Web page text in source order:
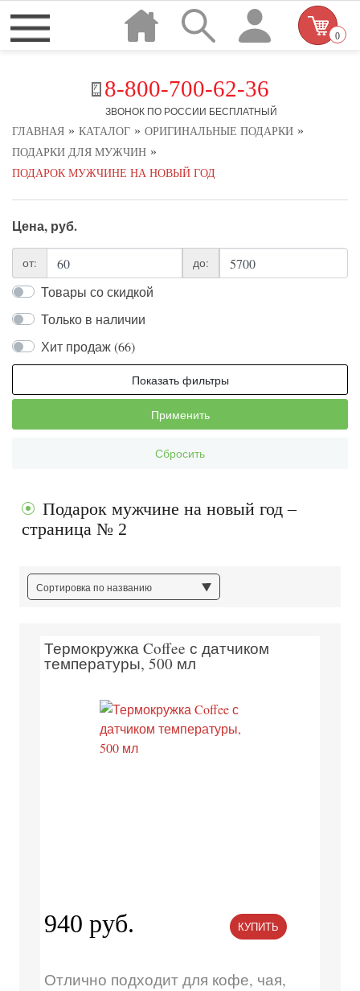
8-800-700-62-36
ЗВОНОК ПО РОССИИ БЕСПЛАТНЫЙ
0
ГЛАВНАЯ » КАТАЛОГ » ОРИГИНАЛЬНЫЕ ПОДАРКИ »
ПОДАРКИ ДЛЯ МУЖЧИН »
ПОДАРОК МУЖЧИНЕ НА НОВЫЙ ГОД
Цена, руб.
от: до:
Товары со скидкой
Только в наличии
Хит продаж (66)
Показать фильтры
Применить
Сбросить
Подарок мужчине на новый год –
страница № 2
Сортировка по названию
Термокружка Coffee с датчиком
температуры, 500 мл
940 руб. КУПИТЬ
Отлично подходит для кофе, чая,